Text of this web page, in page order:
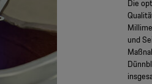
Die
und